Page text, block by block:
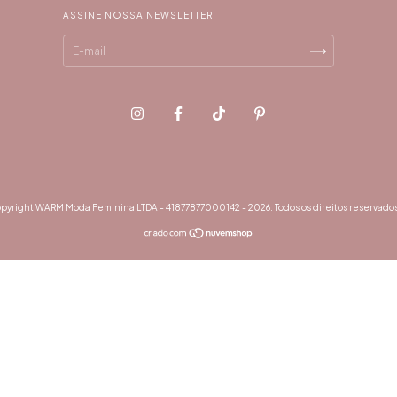
ASSINE NOSSA NEWSLETTER
WARM Moda Feminina LTDA - 41877877000142 - 2026. Todos os direitos